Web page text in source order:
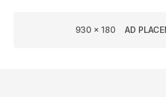
930 x 180 AD